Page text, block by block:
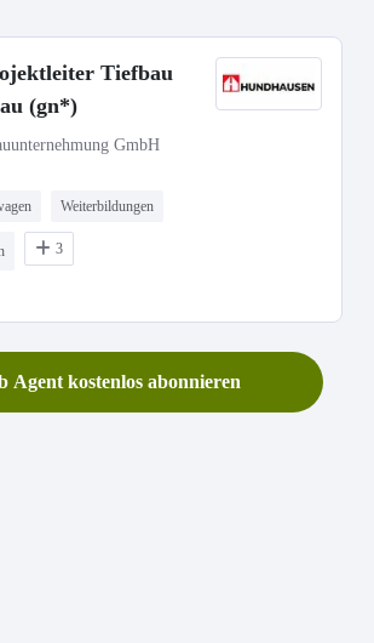
Tiefbau
(gn*)
GmbH
Weiterbildungen
3
Agent kostenlos abonnieren